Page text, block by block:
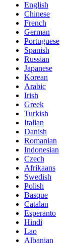
English
Chinese
French
German
Portuguese
Spanish
Russian
Japanese
Korean
Arabic
Irish
Greek
Turkish
Italian
Danish
Romanian
Indonesian
Czech
Afrikaans
Swedish
Polish
Basque
Catalan
Esperanto
Hindi
Lao
Albanian